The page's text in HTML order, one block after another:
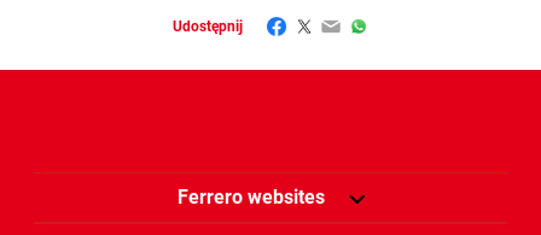
Udostępnij Facebook
Twitter
EmailWhatsApp
Ferrero websites